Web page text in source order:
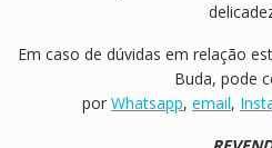
Em caso de dúvidas em relação
Buda, pode
por Whatsapp, email,